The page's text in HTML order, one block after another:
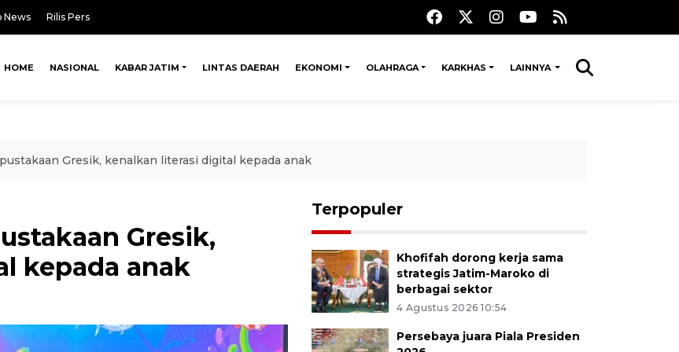
News Rilis Pers
HOME NASIONAL KABAR JATIM LINTAS DAERAH EKONOMI OLAHRAGA KARKHAS LAINNYA
Gresik, kenalkan literasi digital kepada anak
Gresik,
kepada anak
Terpopuler
Khofifah dorong kerja sama
strategis Jatim-Maroko di
berbagai sektor
4 Agustus 2026 10:54
Persebaya juara Piala Presiden